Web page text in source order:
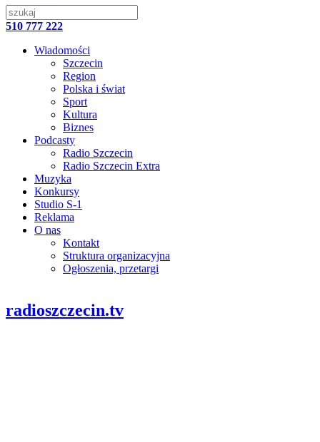
510 777 222
Wiadomości
Szczecin
Region
Polska i świat
Sport
Kultura
Biznes
Podcasty
Radio Szczecin
Radio Szczecin Extra
Muzyka
Konkursy
Studio S-1
Reklama
O nas
Kontakt
Struktura organizacyjna
Ogłoszenia, przetargi
radioszczecin.tv